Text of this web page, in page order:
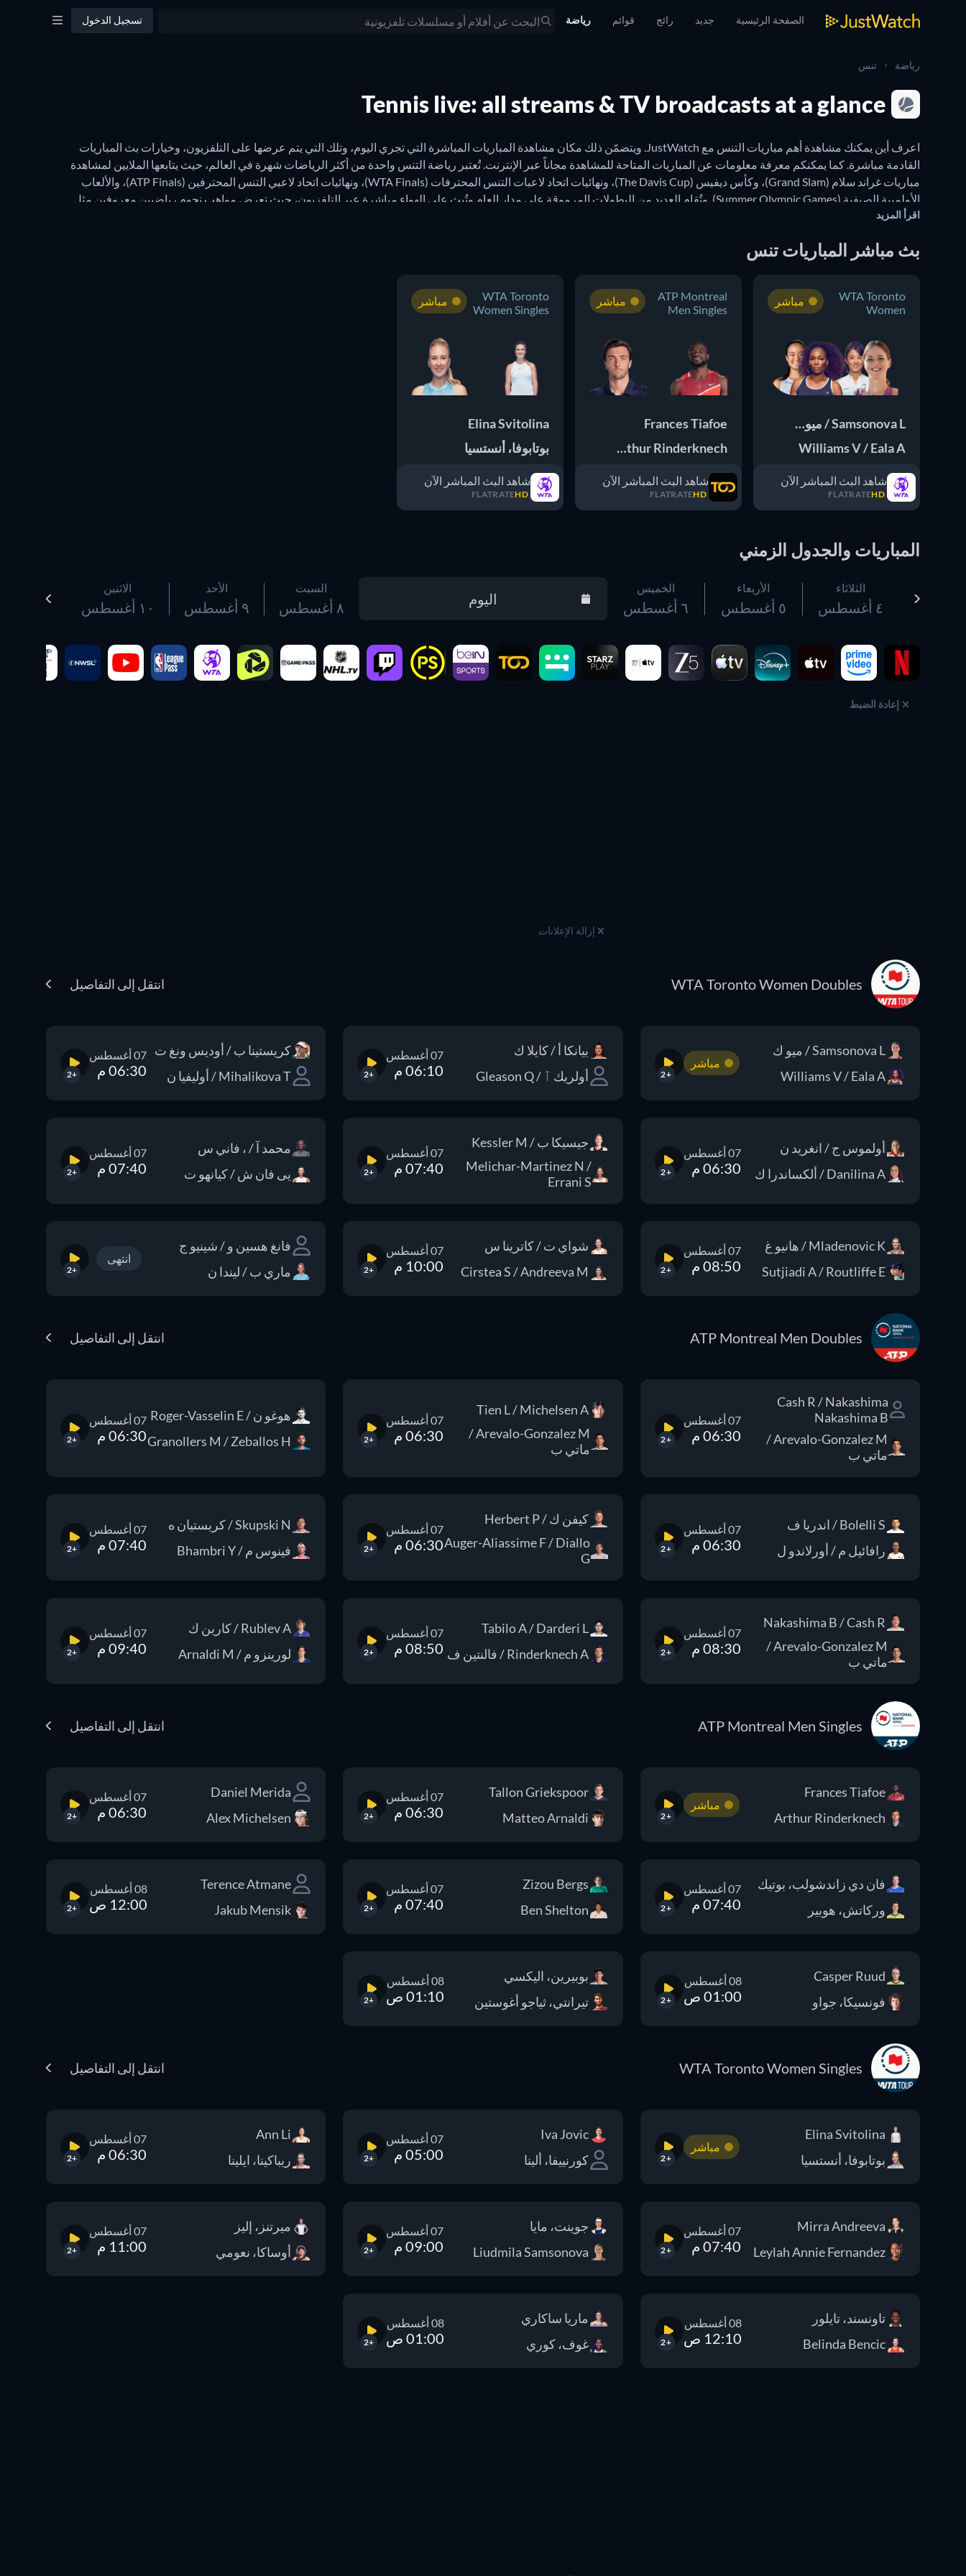
الصفحة الرئيسية جديد رائج قوائم رياضة تسجيل الدخول
رياضة تنس
Tennis live: all streams & TV broadcasts at a glance
اقرأ المزيد
بث مباشر المباريات تنس
WTA Toronto
Women
مباشر
Samsonova L / ميو ك
Williams V / Eala A
شاهد البث المباشر الآن
FLATRATEHD
ATP Montreal
Men Singles
مباشر
Frances Tiafoe
Arthur Rinderknech
شاهد البث المباشر الآن
FLATRATEHD
WTA Toronto
Women Singles
مباشر
Elina Svitolina
بوتابوفا، أنستسيا
شاهد البث المباشر الآن
FLATRATEHD
المباريات والجدول الزمني
الخميس
٦ أغسطس
الأربعاء
٥ أغسطس
الثلاثاء
٤ أغسطس اليوم
السبت
٨ أغسطس
الأحد
٩ أغسطس
الاثنين
١٠ أغسطس
إعادة الضبط
إزالة الإعلانات
WTA Toronto Women Doubles انتقل إلى التفاصيل
Samsonova L / ميو ك
Williams V / Eala A
مباشر
+2
بيانكا أ / كايلا ك
أولريك ٱ / Gleason Q
07 أغسطس
06:10 م +2
كريستينا ب / أوديس ونغ ت
Mihalikova T / أوليفيا ن
07 أغسطس
06:30 م +2
أولموس ج / انغريد ن
Danilina A / ألكساندرا ك
07 أغسطس
06:30 م +2
جيسيكا ب / Kessler M
Melichar-Martinez N /
Errani S
07 أغسطس
07:40 م +2
محمد آ / ، فاني س
يى فان ش / كيانهو ت
07 أغسطس
07:40 م +2
Mladenovic K / هانيو غ
Sutjiadi A / Routliffe E
07 أغسطس
08:50 م +2
شواي ت / كاترينا س
Cirstea S / Andreeva M
07 أغسطس
10:00 م +2
فانغ هسين و / شينيو ج
ماري ب / ليندا ن
انتهى
+2
ATP Montreal Men Doubles انتقل إلى التفاصيل
Cash R / Nakashima
Nakashima B
Arevalo-Gonzalez M /
ماتي ب
07 أغسطس
06:30 م +2
Tien L / Michelsen A
Arevalo-Gonzalez M /
ماتي ب
07 أغسطس
06:30 م +2
هوغو ن / Roger-Vasselin E
Granollers M / Zeballos H
07 أغسطس
06:30 م +2
Bolelli S / اندريا ف
رافائيل م / أورلاندو ل
07 أغسطس
06:30 م +2
كيفن ك / Herbert P
Auger-Aliassime F / Diallo
G
07 أغسطس
06:30 م +2
Skupski N / كريستيان ه
فينوس م / Bhambri Y
07 أغسطس
07:40 م +2
Nakashima B / Cash R
Arevalo-Gonzalez M /
ماتي ب
07 أغسطس
08:30 م +2
Tabilo A / Darderi L
Rinderknech A / فالنتين ف
07 أغسطس
08:50 م +2
Rublev A / كارين ك
لورينزو م / Arnaldi M
07 أغسطس
09:40 م +2
ATP Montreal Men Singles انتقل إلى التفاصيل
Frances Tiafoe
Arthur Rinderknech
مباشر
+2
Tallon Griekspoor
Matteo Arnaldi
07 أغسطس
06:30 م +2
Daniel Merida
Alex Michelsen
07 أغسطس
06:30 م +2
فان دي زاندشولب، بوتيك
وركاتش، هوبير
07 أغسطس
07:40 م +2
Zizou Bergs
Ben Shelton
07 أغسطس
07:40 م +2
Terence Atmane
Jakub Mensik
08 أغسطس
12:00 ص +2
Casper Ruud
فونسيكا، جواو
08 أغسطس
01:00 ص +2
بوبيرين، اليكسي
تيرانتي، ثياجو أغوستين
08 أغسطس
01:10 ص +2
WTA Toronto Women Singles انتقل إلى التفاصيل
Elina Svitolina
بوتابوفا، أنستسيا
مباشر
+2
Iva Jovic
كورنييفا، ألينا
07 أغسطس
05:00 م +2
Ann Li
ريباكينا، ايلينا
07 أغسطس
06:30 م +2
Mirra Andreeva
Leylah Annie Fernandez
07 أغسطس
07:40 م +2
جوينت، مايا
Liudmila Samsonova
07 أغسطس
09:00 م +2
ميرتنز، إليز
أوساكا، نعومي
07 أغسطس
11:00 م +2
تاونسند، تايلور
Belinda Bencic
08 أغسطس
12:10 ص +2
ماريا ساكاري
غوف، كوري
08 أغسطس
01:00 ص +2